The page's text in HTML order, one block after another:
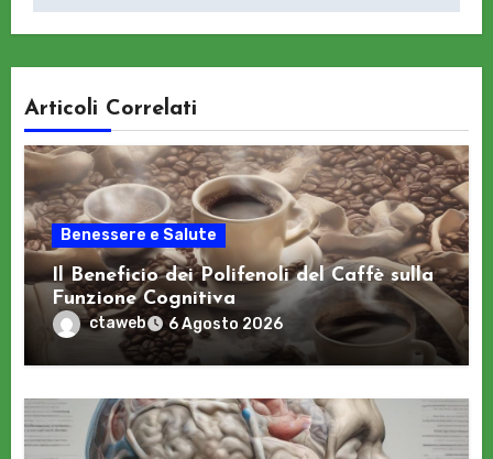
Articoli Correlati
Benessere e Salute
Il Beneficio dei Polifenoli del Caffè sulla
Funzione Cognitiva
ctaweb 6 Agosto 2026